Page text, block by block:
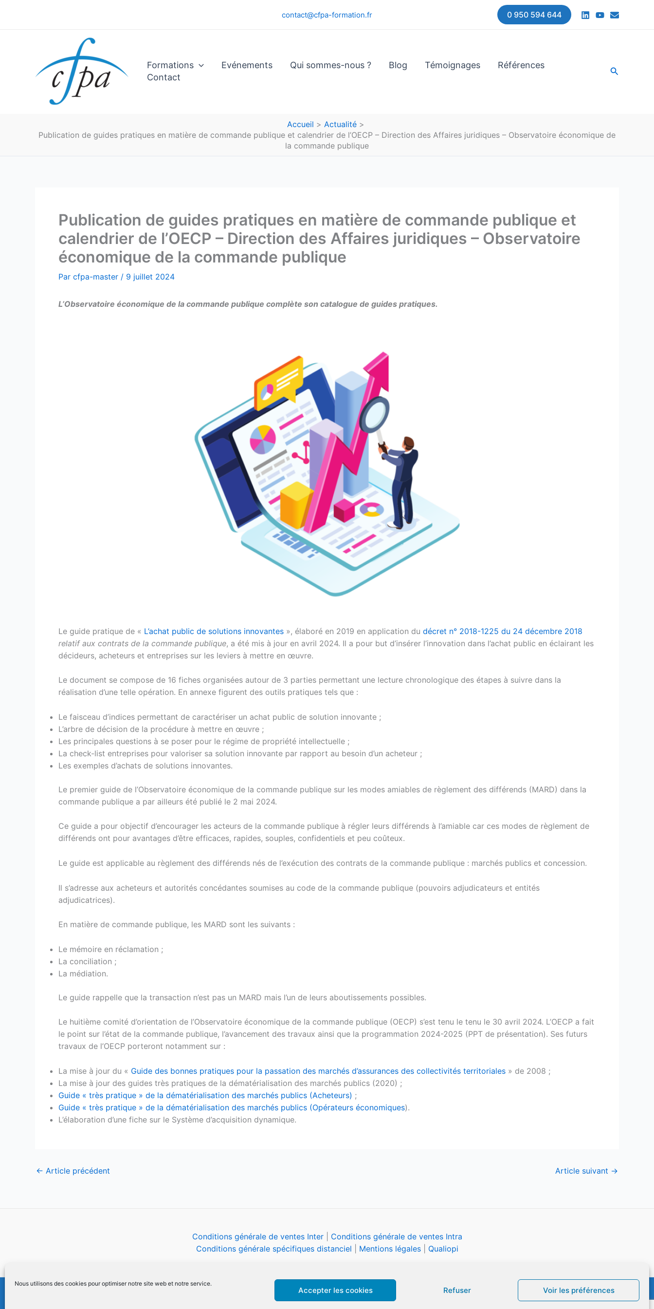
Nous utilisons des cookies pour optimiser notre site web et notre service.
Accepter les cookies Refuser Voir les préférences
contact@cfpa-formation.fr 0 950 594 644
Formations Evénements Qui sommes-nous ? Blog Témoignages
Références
Contact
Accueil
Actualité
Publication de guides pratiques en matière de commande publique et calendrier de l’OECP – Direction des Affaires juridiques – Observatoire économique de
la commande publique
Publication de guides pratiques en matière de commande publique et
calendrier de l’OECP – Direction des Affaires juridiques – Observatoire
économique de la commande publique
Par cfpa-master / 9 juillet 2024
L’Observatoire économique de la commande publique complète son catalogue de guides pratiques.
Le guide pratique de « L’achat public de solutions innovantes », élaboré en 2019 en application du décret n° 2018-1225 du 24 décembre 2018
relatif aux contrats de la commande publique, a été mis à jour en avril 2024. Il a pour but d’insérer l’innovation dans l’achat public en éclairant les
décideurs, acheteurs et entreprises sur les leviers à mettre en œuvre.
Le document se compose de 16 fiches organisées autour de 3 parties permettant une lecture chronologique des étapes à suivre dans la
réalisation d’une telle opération. En annexe figurent des outils pratiques tels que :
Le faisceau d’indices permettant de caractériser un achat public de solution innovante ;
L’arbre de décision de la procédure à mettre en œuvre ;
Les principales questions à se poser pour le régime de propriété intellectuelle ;
La check-list entreprises pour valoriser sa solution innovante par rapport au besoin d’un acheteur ;
Les exemples d’achats de solutions innovantes.
Le premier guide de l’Observatoire économique de la commande publique sur les modes amiables de règlement des différends (MARD) dans la
commande publique a par ailleurs été publié le 2 mai 2024.
Ce guide a pour objectif d’encourager les acteurs de la commande publique à régler leurs différends à l’amiable car ces modes de règlement de
différends ont pour avantages d’être efficaces, rapides, souples, confidentiels et peu coûteux.
Le guide est applicable au règlement des différends nés de l’exécution des contrats de la commande publique : marchés publics et concession.
Il s’adresse aux acheteurs et autorités concédantes soumises au code de la commande publique (pouvoirs adjudicateurs et entités
adjudicatrices).
En matière de commande publique, les MARD sont les suivants :
Le mémoire en réclamation ;
La conciliation ;
La médiation.
Le guide rappelle que la transaction n’est pas un MARD mais l’un de leurs aboutissements possibles.
Le huitième comité d’orientation de l’Observatoire économique de la commande publique (OECP) s’est tenu le tenu le 30 avril 2024. L’OECP a fait
le point sur l’état de la commande publique, l’avancement des travaux ainsi que la programmation 2024-2025 (PPT de présentation). Ses futurs
travaux de l’OECP porteront notamment sur :
La mise à jour du « Guide des bonnes pratiques pour la passation des marchés d’assurances des collectivités territoriales » de 2008 ;
La mise à jour des guides très pratiques de la dématérialisation des marchés publics (2020) ;
Guide « très pratique » de la dématérialisation des marchés publics (Acheteurs) ;
Guide « très pratique » de la dématérialisation des marchés publics (Opérateurs économiques).
L’élaboration d’une fiche sur le Système d’acquisition dynamique.
← Article précédent Article suivant →
Conditions générale de ventes Inter| Conditions générale de ventes Intra
Conditions générale spécifiques distanciel
Mentions légales| Qualiopi
Copyright © 2026 CFPA